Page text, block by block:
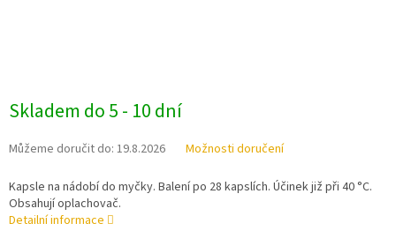
Skladem do 5 - 10 dní
Můžeme doručit do: 19.8.2026 Možnosti doručení
Kapsle na nádobí do myčky. Balení po 28 kapslích. Účinek již při 40 °C.
Obsahují oplachovač.
Detailní informace